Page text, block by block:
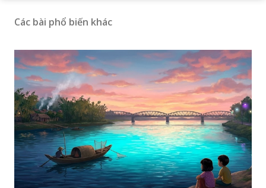
Các bài phổ biến khác